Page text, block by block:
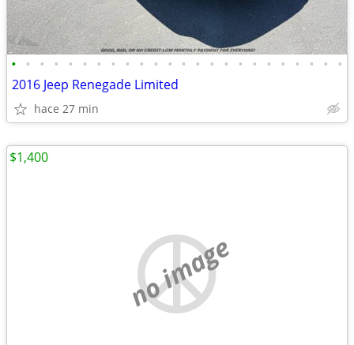
• • • • • • • • • • • • • • • • • • • • • • • •
2016 Jeep Renegade Limited
hace 27 min
no image
$1,400